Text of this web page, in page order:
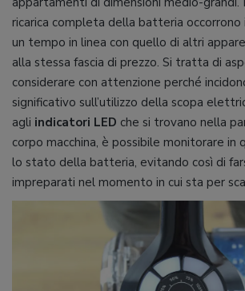
ricarica completa della batteria occorrono
un tempo in linea con quello di altri
alla stessa fascia di prezzo. Si tratta di
considerare con attenzione perché
significativo sull’utilizzo della scopa
agli indicatori LED che si trovano nella
corpo macchina, è possibile monitorare in
lo stato della batteria, evitando così di
impreparati nel momento in cui sta per